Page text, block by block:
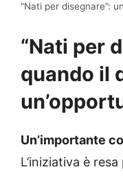
“Nati per disegnare”:
“Nati per
quando il
Un’importante
L’iniziativa è